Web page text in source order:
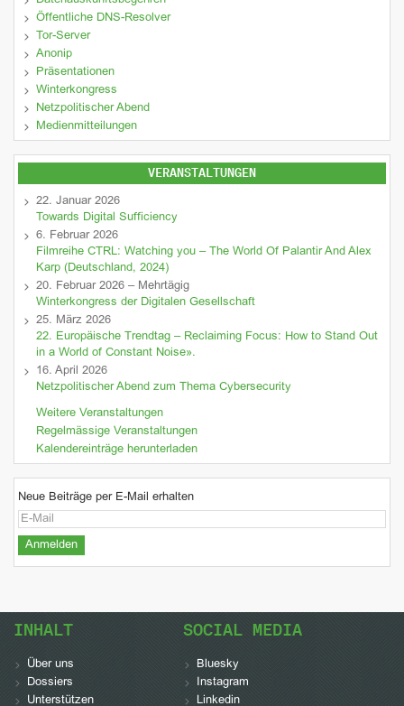
Öffentliche DNS-Resolver
Tor-Server
Anonip
Präsentationen
Winterkongress
Netzpolitischer Abend
Medienmitteilungen
VERANSTALTUNGEN
22. Januar 2026
Towards Digital Sufficiency
6. Februar 2026
Filmreihe CTRL: Watching you – The World Of Palantir And Alex
Karp (Deutschland, 2024)
20. Februar 2026 – Mehrtägig
Winterkongress der Digitalen Gesellschaft
25. März 2026
22. Europäische Trendtag – Reclaiming Focus: How to Stand Out
in a World of Constant Noise».
16. April 2026
Netzpolitischer Abend zum Thema Cybersecurity
Weitere Veranstaltungen
Regelmässige Veranstaltungen
Kalendereinträge herunterladen
Neue Beiträge per E-Mail erhalten
INHALT
Über uns
Dossiers
Unterstützen
SOCIAL MEDIA
Bluesky
Instagram
Linkedin